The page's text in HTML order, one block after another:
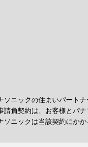
ソニックの住まいパート
請負契約は、お客様とパ
ソニックは当該契約にか